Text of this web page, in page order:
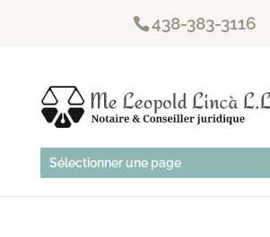
438-383-3116
Sélectionner une page